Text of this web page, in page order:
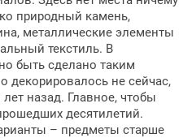
природный камень,
металлические элементы
текстиль. В
быть сделано таким
декорировалось не сейчас,
назад. Главное, чтобы
десятилетий.
– предметы старше